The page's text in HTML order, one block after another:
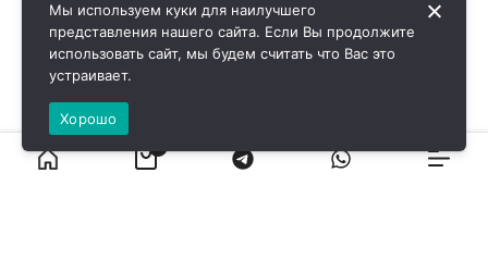
Мы используем куки для наилучшего
представления нашего сайта. Если Вы продолжите
использовать сайт, мы будем считать что Вас это
устраивает.
Хорошо